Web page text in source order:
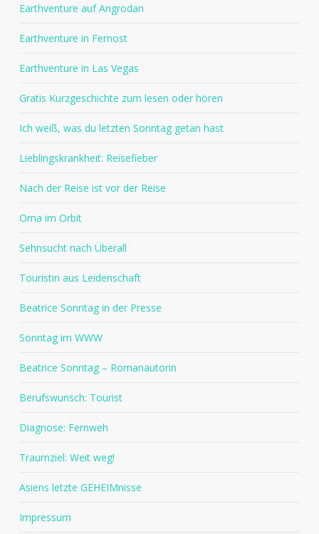
Earthventure auf Angrodan
Earthventure in Fernost
Earthventure in Las Vegas
Gratis Kurzgeschichte zum lesen oder hören
Ich weiß, was du letzten Sonntag getan hast
Lieblingskrankheit: Reisefieber
Nach der Reise ist vor der Reise
Oma im Orbit
Sehnsucht nach Überall
Touristin aus Leidenschaft
Beatrice Sonntag in der Presse
Sonntag im WWW
Beatrice Sonntag – Romanautorin
Berufswunsch: Tourist
Diagnose: Fernweh
Traumziel: Weit weg!
Asiens letzte GEHEIMnisse
Impressum